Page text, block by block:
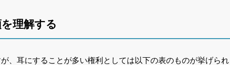
理解する
、耳にすることが多い権利としては以下の表のものが挙げられ